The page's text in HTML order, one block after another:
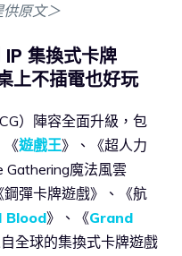
供原文＞
IP 集換式卡牌
上不插電也好玩
）陣容全面升級，包
《遊戲王》、《超人力
Gathering魔法風雲
彈卡牌遊戲》、《航
Blood》、《Grand
全球的集換式卡牌遊戲